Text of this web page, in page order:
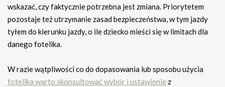
wskazać, czy faktycznie potrzebna jest zmiana. Priorytetem
pozostaje też utrzymanie zasad bezpieczeństwa, w tym jazdy
tyłem do kierunku jazdy, o ile dziecko mieści się w limitach dla
danego fotelika.
W razie wątpliwości co do dopasowania lub sposobu użycia
fotelika warto skonsultować wybór i ustawienie z